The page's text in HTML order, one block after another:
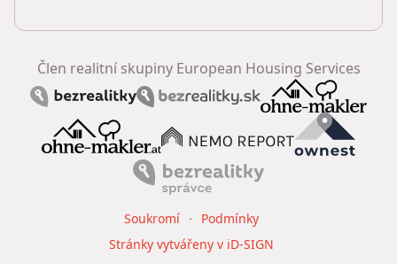
Člen realitní skupiny European Housing Services
Soukromí
Podmínky
Stránky vytvářeny v iD-SIGN